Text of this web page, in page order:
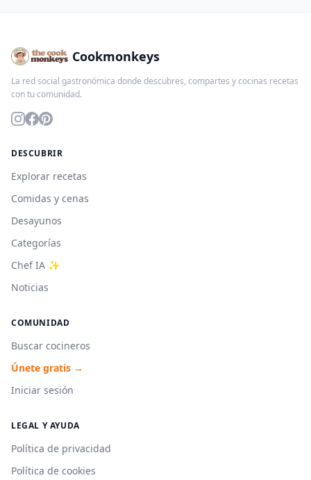
Cookmonkeys
La red social gastronómica donde descubres, compartes y cocinas recetas
con tu comunidad.
DESCUBRIR
Explorar recetas
Comidas y cenas
Desayunos
Categorías
Chef IA ✨
Noticias
COMUNIDAD
Buscar cocineros
Únete gratis →
Iniciar sesión
LEGAL Y AYUDA
Política de privacidad
Política de cookies